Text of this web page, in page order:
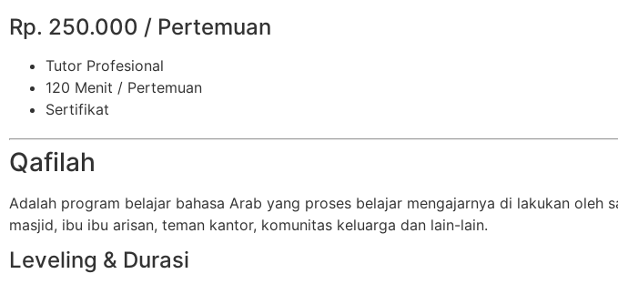
Rp. 250.000 / Pertemuan
Tutor Profesional
120 Menit / Pertemuan
Sertifikat
Qafilah
Adalah program belajar bahasa Arab yang proses belajar mengajarnya di lakukan oleh
masjid, ibu ibu arisan, teman kantor, komunitas keluarga dan lain-lain.
Leveling & Durasi